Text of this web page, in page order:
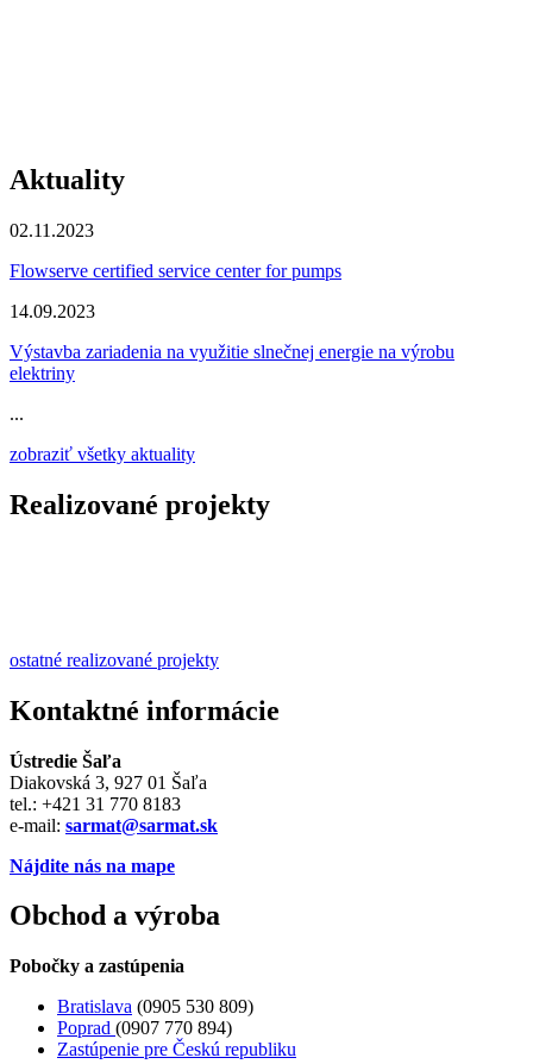
Aktuality
02.11.2023
Flowserve certified service center for pumps
14.09.2023
Výstavba zariadenia na využitie slnečnej energie na výrobu
elektriny
...
zobraziť všetky aktuality
Realizované projekty
ostatné realizované projekty
Kontaktné informácie
Ústredie Šaľa
Diakovská 3, 927 01 Šaľa
tel.: +421 31 770 8183
e-mail: sarmat@sarmat.sk
Nájdite nás na mape
Obchod a výroba
Pobočky a zastúpenia
Bratislava (0905 530 809)
Poprad (0907 770 894)
Zastúpenie pre Českú republiku